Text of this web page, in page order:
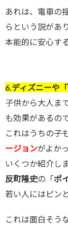
あれは、電車の
らという説があ
本能的に安心す
6.ディズニーや
子供から大人ま
も効果があるの
これはうちの子
ージョンがよか
いくつか紹介し
反町隆史の「ポ
若い人にはピン
これは面白そう